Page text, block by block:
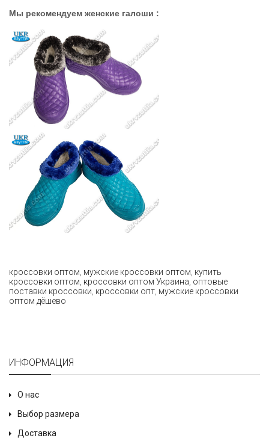
Мы рекомендуем женские галоши :
кроссовки оптом мужские кроссовки оптом купить
кроссовки оптом кроссовки оптом Украина оптовые
поставки кроссовки кроссовки опт мужские кроссовки
оптом дёшево
ИНФОРМАЦИЯ
О нас
Выбор размера
Доставка